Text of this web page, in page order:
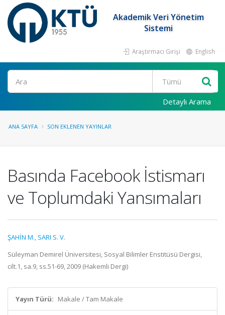
Akademik Veri Yönetim
Sistemi
Araştırmacı Girişi English
Ara
Detaylı Arama
ANA SAYFA SON EKLENEN YAYINLAR
Basında Facebook İstismarı
ve Toplumdaki Yansımaları
ŞAHİN M., SARI S. V.
Süleyman Demirel Üniversitesi, Sosyal Bilimler Enstitüsü Dergisi,
cilt.1, sa.9, ss.51-69, 2009 (Hakemli Dergi)
Yayın Türü: Makale / Tam Makale